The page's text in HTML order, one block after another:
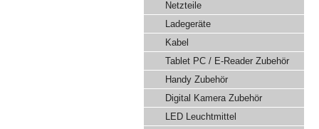
Netzteile
Ladegeräte
Kabel
Tablet PC / E-Reader Zubehör
Handy Zubehör
Digital Kamera Zubehör
LED Leuchtmittel